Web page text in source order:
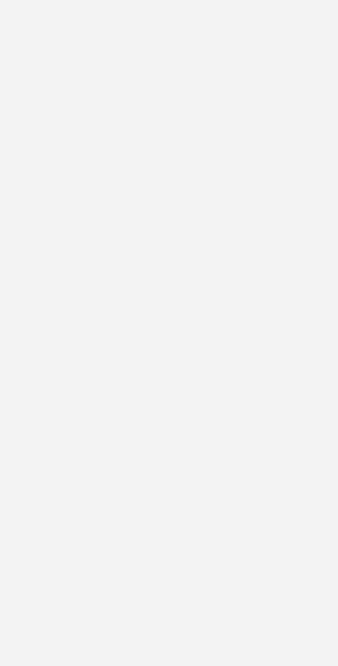
PV-Strom
zur
stationär im Lagerraum bzw. Lagerbehälter
im Holz enthaltenen Terpene ebenso wie
Staub/Feinanteile die CO-Sensoren auf